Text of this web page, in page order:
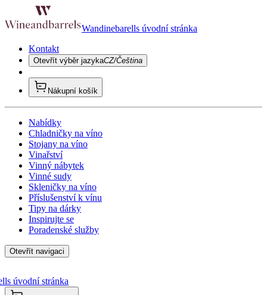
Wandinebarells úvodní stránka
Kontakt
Otevřít výběr jazykaCZ/Čeština
Nákupní košík
Nabídky
Chladničky na víno
Stojany na víno
Vinařství
Vinný nábytek
Vinné sudy
Skleničky na víno
Příslušenství k vínu
Tipy na dárky
Inspirujte se
Poradenské služby
Otevřít navigaci
úvodní stránka